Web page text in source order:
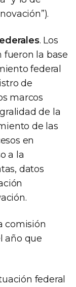
. Los
fueron la base
federal
de
marcos
de la
de las
en
a la
datos
comisión
año que
federal